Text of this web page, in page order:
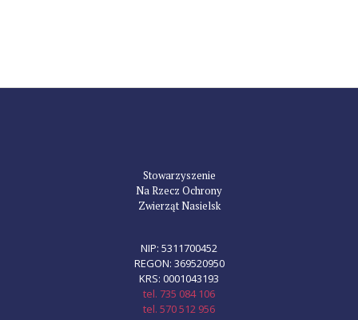
Stowarzyszenie
Na Rzecz Ochrony
Zwierząt Nasielsk
NIP: 5311700452
REGON: 369520950
KRS: 0001043193
tel. 735 084 106
tel. 570 512 956